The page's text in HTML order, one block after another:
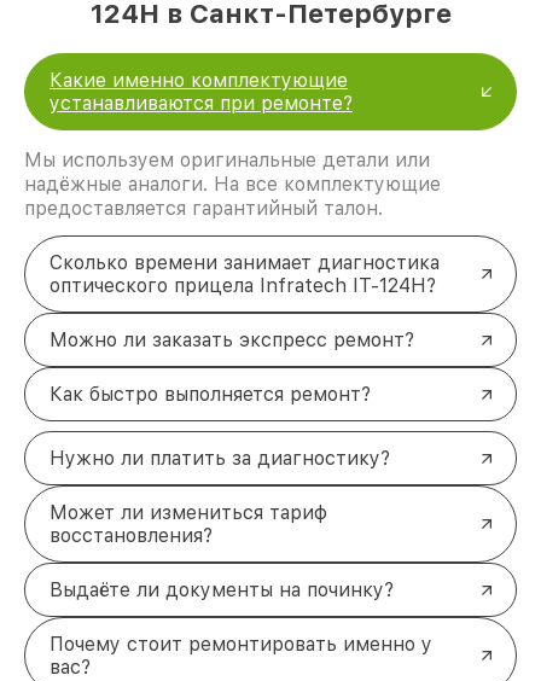
124Н в Санкт-Петербурге
Какие именно комплектующие
устанавливаются при ремонте?
Мы используем оригинальные детали или
надёжные аналоги. На все комплектующие
предоставляется гарантийный талон.
Сколько времени занимает диагностика
оптического прицела Infratech IT-124Н?
Можно ли заказать экспресс ремонт?
Как быстро выполняется ремонт?
Нужно ли платить за диагностику?
Может ли измениться тариф
восстановления?
Выдаёте ли документы на починку?
Почему стоит ремонтировать именно у
вас?